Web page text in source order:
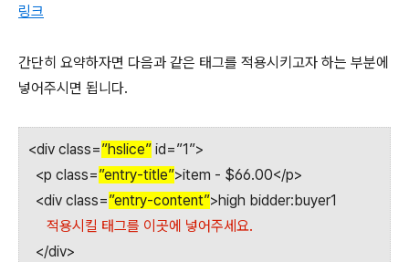
링크
간단히 요약하자면 다음과 같은 태그를 적용시키고자 하는 부분에
넣어주시면 됩니다.
<div class=”hslice” id=”1”>
<p class=”entry-title”>item - $66.00</p>
<div class=”entry-content”>high bidder:buyer1
적용시킬 태그를 이곳에 넣어주세요.
</div>